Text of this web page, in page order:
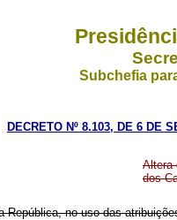
Subchefia
DECRETO Nº 8.103, DE 6 DE
Altera
dos
República, no uso das